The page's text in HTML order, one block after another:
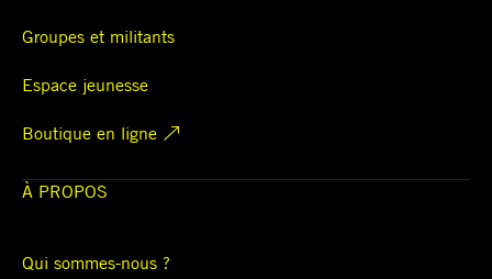
Groupes et militants
Espace jeunesse
Boutique en ligne
À PROPOS
Qui sommes-nous ?